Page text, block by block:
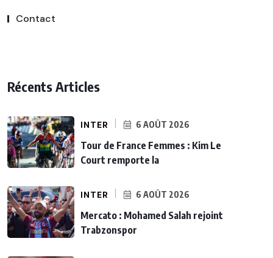
Contact
Récents Articles
INTER 6 AOÛT 2026
Tour de France Femmes : Kim Le
Court remporte la
INTER 6 AOÛT 2026
Mercato : Mohamed Salah rejoint
Trabzonspor